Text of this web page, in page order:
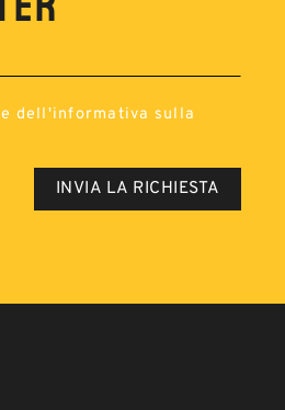
dell'informativa sulla